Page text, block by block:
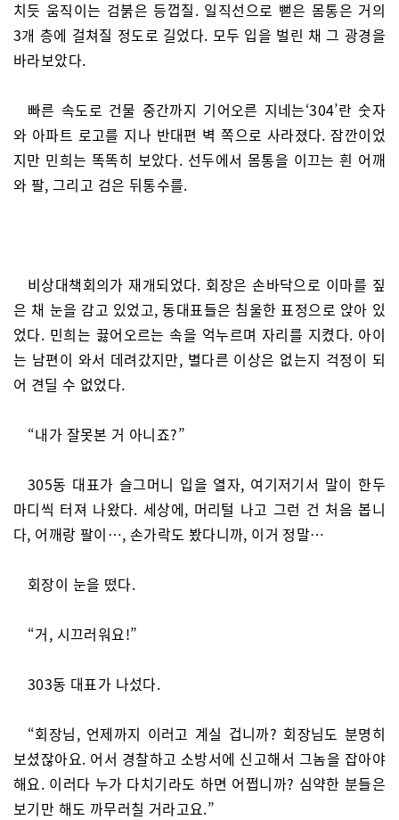
치듯 움직이는 검붉은 등껍질. 일직선으로 뻗은 몸통은 거의
3개 층에 걸쳐질 정도로 길었다. 모두 입을 벌린 채 그 광경을
바라보았다.
빠른 속도로 건물 중간까지 기어오른 지네는‘304’란 숫자
와 아파트 로고를 지나 반대편 벽 쪽으로 사라졌다. 잠깐이었
지만 민희는 똑똑히 보았다. 선두에서 몸통을 이끄는 흰 어깨
와 팔, 그리고 검은 뒤통수를.
비상대책회의가 재개되었다. 회장은 손바닥으로 이마를 짚
은 채 눈을 감고 있었고, 동대표들은 침울한 표정으로 앉아 있
었다. 민희는 끓어오르는 속을 억누르며 자리를 지켰다. 아이
는 남편이 와서 데려갔지만, 별다른 이상은 없는지 걱정이 되
어 견딜 수 없었다.
“내가 잘못본 거 아니죠?”
305동 대표가 슬그머니 입을 열자, 여기저기서 말이 한두
마디씩 터져 나왔다. 세상에, 머리털 나고 그런 건 처음 봅니
다, 어깨랑 팔이…, 손가락도 봤다니까, 이거 정말…
회장이 눈을 떴다.
“거, 시끄러워요!”
303동 대표가 나섰다.
“회장님, 언제까지 이러고 계실 겁니까? 회장님도 분명히
보셨잖아요. 어서 경찰하고 소방서에 신고해서 그놈을 잡아야
해요. 이러다 누가 다치기라도 하면 어쩝니까? 심약한 분들은
보기만 해도 까무러칠 거라고요.”